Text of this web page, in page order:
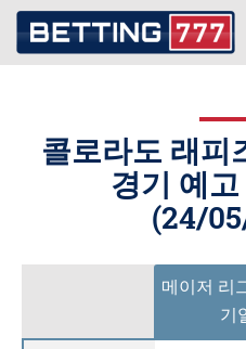
콜로라도 래피
경기 예
(24/
메이저 리
기